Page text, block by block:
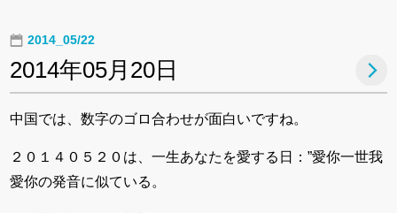
2014_05/22
2014年05月20日
中国では、数字のゴロ合わせが面白いですね。
２０１４０５２０は、一生あなたを愛する日：”愛你一世我
愛你の発音に似ている。